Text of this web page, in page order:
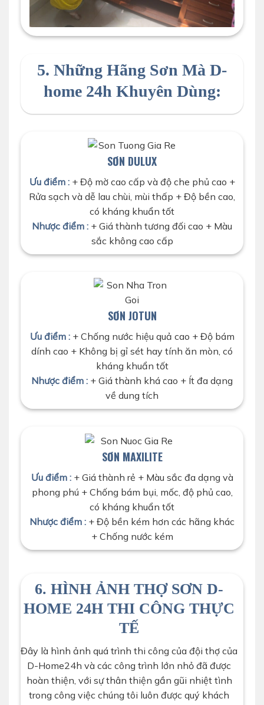
thợ vệ sinh sạch sẽ khi sơn hoàn thiện
5. Những Hãng Sơn Mà D-
home 24h Khuyên Dùng:
SƠN DULUX
Ưu điểm :+ Độ mờ cao cấp và độ che phủ cao +
Rửa sạch và dễ lau chùi, mùi thấp + Độ bền cao,
có kháng khuẩn tốt
Nhược điểm : + Giá thành tương đối cao + Màu
sắc không cao cấp
SƠN JOTUN
Ưu điểm :+ Chống nước hiệu quả cao + Độ bám
dính cao + Không bị gỉ sét hay tính ăn mòn, có
kháng khuẩn tốt
Nhược điểm : + Giá thành khá cao + Ít đa dạng
về dung tích
SƠN MAXILITE
Ưu điểm :+ Giá thành rẻ + Màu sắc đa dạng và
phong phú + Chống bám bụi, mốc, độ phủ cao,
có kháng khuẩn tốt
Nhược điểm : + Độ bền kém hơn các hãng khác
+ Chống nước kém
6. HÌNH ẢNH THỢ SƠN D-
HOME 24H THI CÔNG THỰC
TẾ
Đây là hình ảnh quá trình thi công của đội thợ của
D-Home24h và các công trình lớn nhỏ đã được
hoàn thiện, với sự thân thiện gần gũi nhiệt tình
trong công việc chúng tôi luôn được quý khách